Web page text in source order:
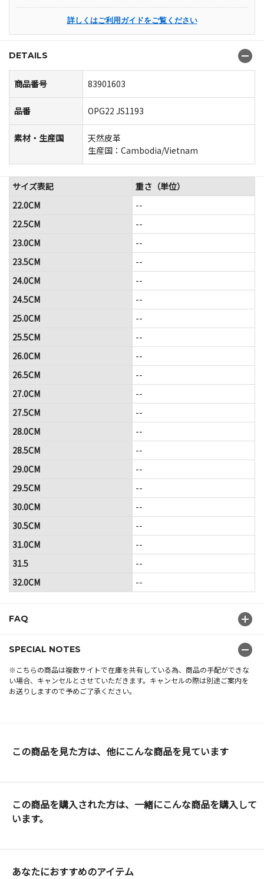
詳しくはご利用ガイドをご覧ください
DETAILS
商品番号 83901603
品番 OPG22 JS1193
素材・生産国
天然皮革
生産国：Cambodia/Vietnam
FAQ
SPECIAL NOTES
※こちらの商品は複数サイトで在庫を共有している為、商品の手配ができな
い場合、キャンセルとさせていただきます。キャンセルの際は別途ご案内を
お送りしますので予めご了承ください。
サイズ表記
重さ（単位）
22.0CM
--
22.5CM
--
23.0CM
--
23.5CM
--
24.0CM
--
24.5CM
--
25.0CM
--
25.5CM
--
26.0CM
--
26.5CM
--
27.0CM
--
27.5CM
--
28.0CM
--
28.5CM
--
29.0CM
--
29.5CM
--
30.0CM
--
30.5CM
--
31.0CM
--
31.5
--
32.0CM
--
この商品を見た方は、他にこんな商品を見ています
この商品を購入された方は、一緒にこんな商品を購入して
います。
あなたにおすすめのアイテム